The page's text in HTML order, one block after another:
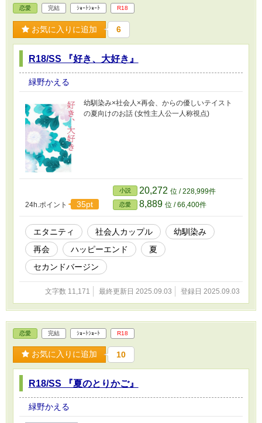
恋愛 完結 ｼｮｰﾄｼｮｰﾄ R18
お気に入りに追加 6
R18/SS 『好き、大好き』
緑野かえる
幼馴染み×社会人×再会、からの優しいテイスト
の夏向けのお話 (女性主人公一人称視点)
24h.ポイント 35pt
小説 20,272 位 / 228,999件
恋愛 8,889 位 / 66,400件
エタニティ 社会人カップル
幼馴染み
再会
ハッピーエンド
夏
セカンドバージン
文字数 11,171 最終更新日 2025.09.03 登録日 2025.09.03
恋愛 完結 ｼｮｰﾄｼｮｰﾄ R18
お気に入りに追加 10
R18/SS 『夏のとりかご』
緑野かえる